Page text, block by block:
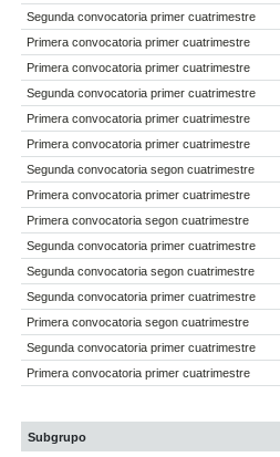
Segunda convocatoria primer cuatrimestre
Primera convocatoria primer cuatrimestre
Primera convocatoria primer cuatrimestre
Segunda convocatoria primer cuatrimestre
Primera convocatoria primer cuatrimestre
Primera convocatoria primer cuatrimestre
Segunda convocatoria segon cuatrimestre
Primera convocatoria primer cuatrimestre
Primera convocatoria segon cuatrimestre
Segunda convocatoria primer cuatrimestre
Segunda convocatoria segon cuatrimestre
Segunda convocatoria primer cuatrimestre
Primera convocatoria segon cuatrimestre
Segunda convocatoria primer cuatrimestre
Primera convocatoria primer cuatrimestre
Subgrupo